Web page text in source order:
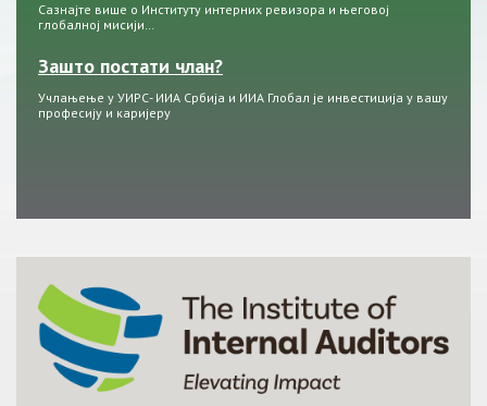
Сазнајте више о Институту интерних ревизора и његовој
глобалној мисији…
Зашто постати члан?
Учлањење у УИРС- ИИА Србија и ИИА Глобал је инвестиција у вашу
професију и каријеру